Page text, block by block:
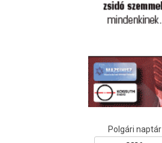
Polgári naptár